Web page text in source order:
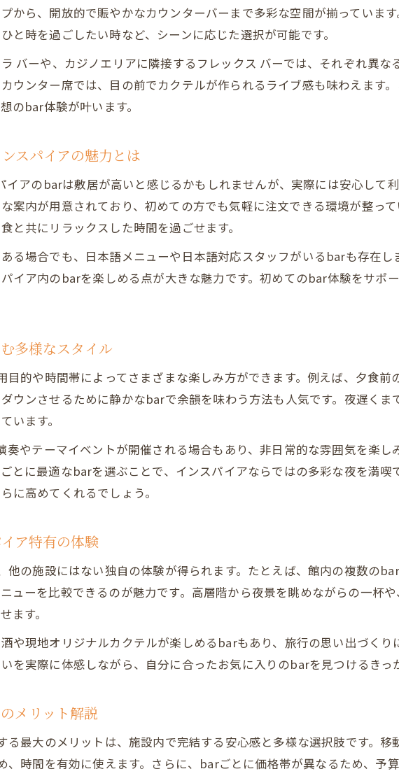
雰囲気で選ぶbar体験の楽しみ方をインスパイアで解
barとバルの違いを現地視点で解説
barとバルの違いをインスパイア現地で徹底比較
インスパイアで感じるbarとバルの雰囲気の差
bar中心かバル中心か現地流の選び方を解説
bar体験を深めるために知りたいバルとの差異
落ち着いた時間をbarで楽しむ秘訣
インスパイアのbarで静かに過ごすコツ
barで落ち着くためのインスパイア流ポイント
bar初心者でも安心なリラックス方法をインスパイア
インスパイアbarで静寂を楽しむおすすめ体験
インスパイアのbarで目的別に選ぶ方法
bar選びで迷った時のインスパイア活用術
bar体験を用途で分けるインスパイアのコツ
bar利用に役立つ価格帯や雰囲気の見極め方
インスパイアbarの価格帯と雰囲気の選び方
インスパイアbarで失敗しない価格帯の見極め方
bar選びで重視すべきインスパイアの雰囲気比較
から、開放的で賑やかなカウンターバーまで多彩な空間が揃っていま
と時を過ごしたい時など、シーンに応じた選択が可能です。
バーや、カジノエリアに隣接するフレックス バーでは、それぞれ異
ウンター席では、目の前でカクテルが作られるライブ感も味わえます
のbar体験が叶います。
スパイアの魅力とは
イアのbarは敷居が高いと感じるかもしれませんが、実際には安心して
案内が用意されており、初めての方でも気軽に注文できる環境が整っ
と共にリラックスした時間を過ごせます。
る場合でも、日本語メニューや日本語対応スタッフがいるbarも存在
イア内のbarを楽しめる点が大きな魅力です。初めてのbar体験をサポ
多様なスタイル
的や時間帯によってさまざまな楽しみ方ができます。例えば、夕食
ウンさせるために静かなbarで余韻を味わう方法も人気です。夜遅く
います。
やテーマイベントが開催される場合もあり、非日常的な雰囲気を楽し
とに最適なbarを選ぶことで、インスパイアならではの多彩な夜を満
に高めてくれるでしょう。
ア特有の体験
他の施設にはない独自の体験が得られます。たとえば、館内の複数の
ューを比較できるのが魅力です。高層階から夜景を眺めながらの一杯
ます。
や現地オリジナルカクテルが楽しめるbarもあり、旅行の思い出づく
を実際に体感しながら、自分に合ったお気に入りのbarを見つけるきっ
メリット解説
る最大のメリットは、施設内で完結する安心感と多様な選択肢です。
時間を有効に使えます。さらに、barごとに価格帯が異なるため、予